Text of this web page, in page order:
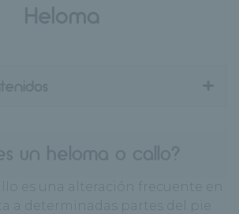
Heloma
es una alteración frecuente en
a determinadas partes del pie